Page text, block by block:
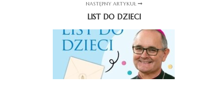
NASTĘPNY ARTYKUŁ
LIST DO DZIECI